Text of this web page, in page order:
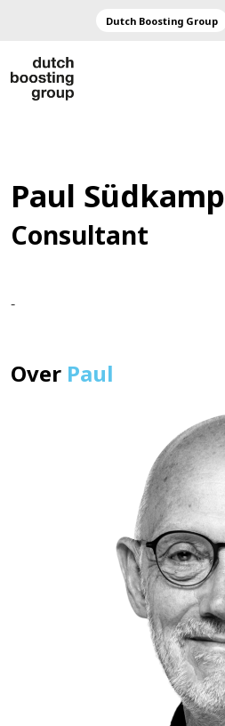
Dutch Boosting Group
Paul Südkamp
Consultant
-
Over Paul